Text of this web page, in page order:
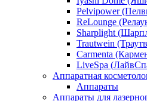
Pelvipower
ReLounge
Sharplight
Trautwein
Carmenta
LiveSpa
Аппаратная
Аппараты
Аппараты для